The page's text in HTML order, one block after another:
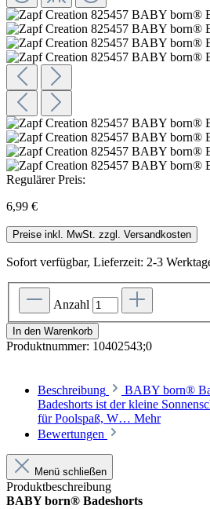
Regulärer Preis:
6,99 €
Preise inkl. MwSt. zzgl. Versandkosten
Sofort verfügbar, Lieferzeit: 2-3
Anzahl
In den Warenkorb
Produktnummer: 10402543;0
Beschreibung
BABY born®
Badeshorts ist der kleine
für Poolspaß, W… Mehr
Bewertungen
Menü schließen
Produktbeschreibung
BABY born® Badeshorts